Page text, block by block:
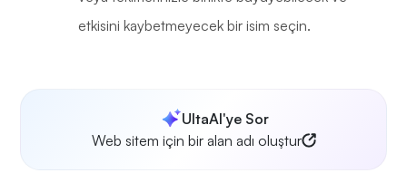
etkisini kaybetmeyecek bir isim seçin.
UltaAI'ye Sor
Web sitem için bir alan adı oluştur